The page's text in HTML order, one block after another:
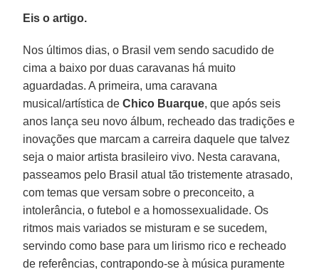
Eis o artigo.
Nos últimos dias, o Brasil vem sendo sacudido de
cima a baixo por duas caravanas há muito
aguardadas. A primeira, uma caravana
musical/artística deChico Buarque, que após seis
anos lança seu novo álbum, recheado das tradições e
inovações que marcam a carreira daquele que talvez
seja o maior artista brasileiro vivo. Nesta caravana,
passeamos pelo Brasil atual tão tristemente atrasado,
com temas que versam sobre o preconceito, a
intolerância, o futebol e a homossexualidade. Os
ritmos mais variados se misturam e se sucedem,
servindo como base para um lirismo rico e recheado
de referências, contrapondo-se à música puramente